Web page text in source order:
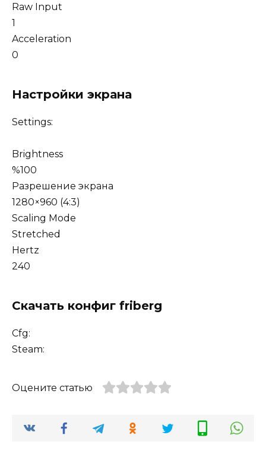
Raw Input
1
Acceleration
0
Настройки экрана
Settings:
Brightness
%100
Разрешение экрана
1280×960 (4:3)
Scaling Mode
Stretched
Hertz
240
Скачать конфиг friberg
Cfg:
Steam:
Оцените статью